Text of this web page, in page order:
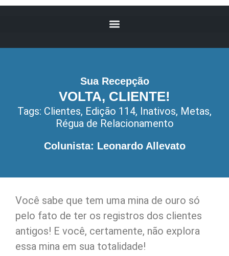
Sua Recepção
VOLTA, CLIENTE!
Tags: Clientes, Edição 114, Inativos, Metas,
Régua de Relacionamento
Colunista: Leonardo Allevato
Você sabe que tem uma mina de ouro só
pelo fato de ter os registros dos clientes
antigos! E você, certamente, não explora
essa mina em sua totalidade!